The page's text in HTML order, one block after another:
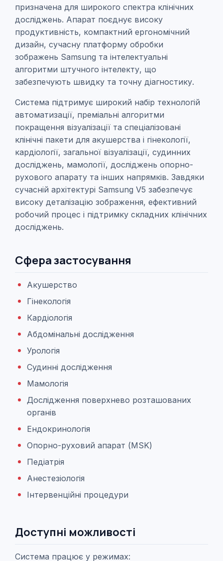
призначена для широкого спектра клінічних
досліджень. Апарат поєднує високу
продуктивність, компактний ергономічний
дизайн, сучасну платформу обробки
зображень Samsung та інтелектуальні
алгоритми штучного інтелекту, що
забезпечують швидку та точну діагностику.
Система підтримує широкий набір технологій
автоматизації, преміальні алгоритми
покращення візуалізації та спеціалізовані
клінічні пакети для акушерства і гінекології,
кардіології, загальної візуалізації, судинних
досліджень, мамології, досліджень опорно-
рухового апарату та інших напрямків. Завдяки
сучасній архітектурі Samsung V5 забезпечує
високу деталізацію зображення, ефективний
робочий процес і підтримку складних клінічних
досліджень.
Сфера застосування
Акушерство
Гінекологія
Кардіологія
Абдомінальні дослідження
Урологія
Судинні дослідження
Мамологія
Дослідження поверхнево розташованих
органів
Ендокринологія
Опорно-руховий апарат (MSK)
Педіатрія
Анестезіологія
Інтервенційні процедури
Доступні можливості
Система працює у режимах: